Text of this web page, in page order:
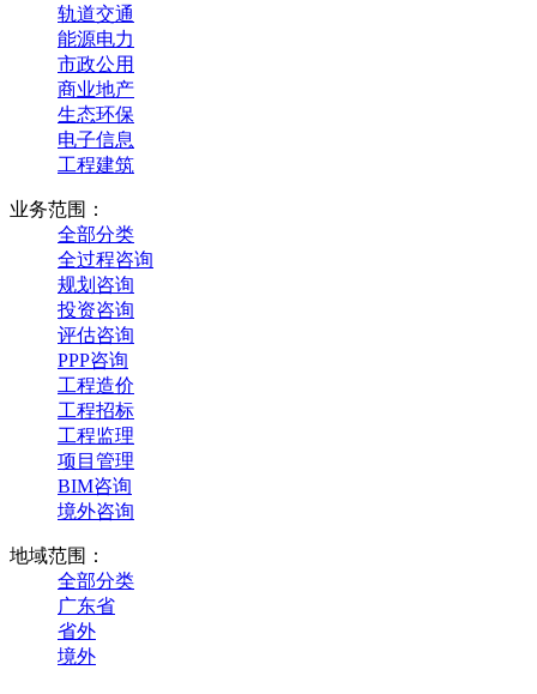
轨道交通
能源电力
市政公用
商业地产
生态环保
电子信息
工程建筑
业务范围：
全部分类
全过程咨询
规划咨询
投资咨询
评估咨询
PPP咨询
工程造价
工程招标
工程监理
项目管理
BIM咨询
境外咨询
地域范围：
全部分类
广东省
省外
境外